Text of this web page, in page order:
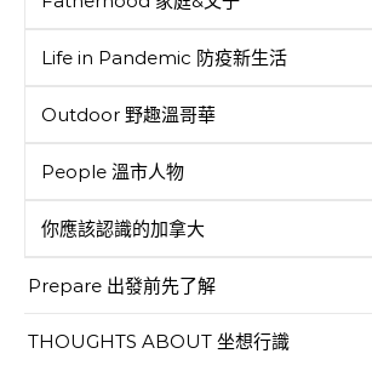
Life in Pandemic 防疫新生活
Outdoor 野趣溫哥華
People 溫市人物
你應該認識的加拿大
Prepare 出發前先了解
THOUGHTS ABOUT 坐想行識